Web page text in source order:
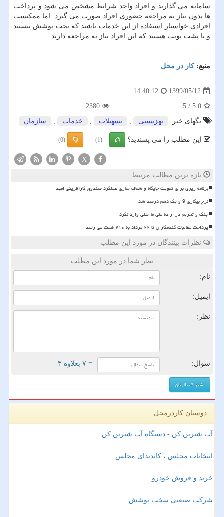
سامانه می گذارند و افراد واجد شرایط مشخص می شود و پرداخت
ها بدون نیاز به مراجعه حضوری افراد صورت می گیرد. اما ممکنست
افرادی خواستار استفاده از این خدمات باشند که تحت پوشش نیستند
و یا پشت نوبت هستند که این افراد نیاز به مراجعه دارند.
منبع:كار در محل
1399/05/12
14:40:12
5.0
/
5
2380
تگهای خبر:
بهزیستی , تسهیلات , خدمات , سازمان
این مطلب را می پسندید؟ (1)
(0)
X
تازه ترین مطالب مرتبط
برنامه ریزی برای تقویت جایگاه و شفاف سازی عملکرد صندوق کارآفرینی امید
نرخ بیکاری 9 و یک دهم درصد شد
جنگ و تحریم در اراده ملی ما خللی وارد نکرد
پرداخت مطالبات گندمکاران تا ۲۲ مرداد به ۲۱۰ همت می رسد
نظرات بینندگان در مورد این مطلب
نظر شما در مورد این مطلب
نام:
ایمیل:
نظر:
سوال: = ۷ بعلاوه ۳
دوستان کاردرمحل
آب شیرین کن - دستگاه آب شیرین کن
انتخابات مجلس ، کاندیدای مجلس
خرید و فروش خودرو
شرکت صنعتی سخت پوشش